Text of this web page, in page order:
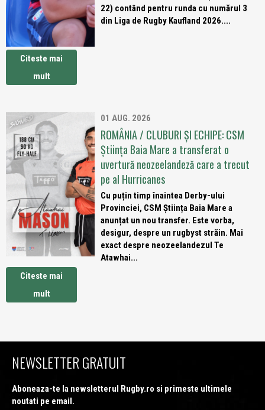
22) contând pentru runda cu numărul 3
din Liga de Rugby Kaufland 2026....
Citeste mai
mult
01 AUG. 2026
ROMÂNIA / CLUBURI ȘI ECHIPE: CSM
Știința Baia Mare a transferat o
uvertură neozeelandeză care a trecut
pe al Hurricanes
Cu puțin timp înaintea Derby-ului
Provinciei, CSM Știința Baia Mare a
anunțat un nou transfer. Este vorba,
desigur, despre un rugbyst străin. Mai
exact despre neozeelandezul Te
Atawhai...
Citeste mai
mult
NEWSLETTER GRATUIT
Aboneaza-te la newsletterul Rugby.ro si primeste ultimele
noutati pe email.